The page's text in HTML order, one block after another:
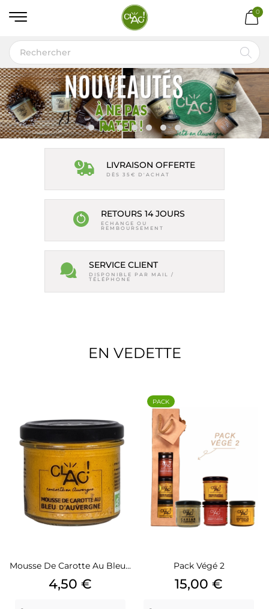
0
LIVRAISON OFFERTE
DÈS 35€ D'ACHAT
RETOURS 14 JOURS
ECHANGE OU
REMBOURSEMENT
SERVICE CLIENT
DISPONIBLE PAR MAIL /
TÉLÉPHONE
EN VEDETTE
Mousse De Carotte Au Bleu...
Prix
4,50 €
Pack Végé 2
Prix
15,00 €
PACK